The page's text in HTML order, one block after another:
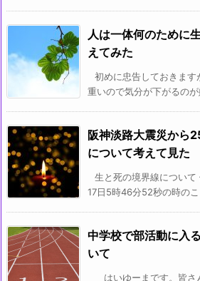
人は一体何のために
えてみた
初めに忠告しておきま
重いので気分が下がるの
阪神淡路大震災から
について考えて見た
生と死の境界線について
17日5時46分52秒の時の
中学校で部活動に入
いて
はいゆーまです。皆さ